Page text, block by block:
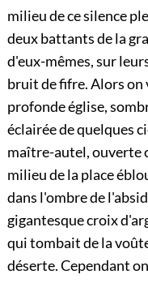
milieu de ce silence
deux battants de la
d'eux-mêmes, sur
bruit de fifre. Alors on
profonde église,
éclairée de quelques
maître-autel, ouverte
milieu de la place
dans l'ombre de
gigantesque croix
qui tombait de la
déserte. Cependant